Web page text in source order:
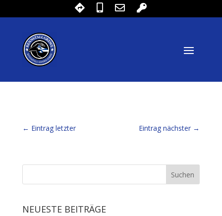
← Eintrag letzter Eintrag nächster →
NEUESTE BEITRÄGE